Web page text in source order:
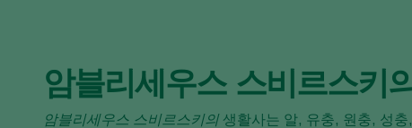
암블리세우스 스비르스키
암블리세우스 스비르스키의생활사는 알, 유충, 원충, 성충